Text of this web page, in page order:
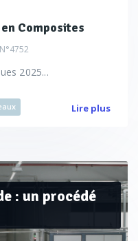
Composites
N°4752
2025...
Lire plus
: un procédé